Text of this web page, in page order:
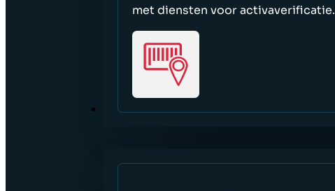
met diensten voor activaverificatie.
SECTOREN